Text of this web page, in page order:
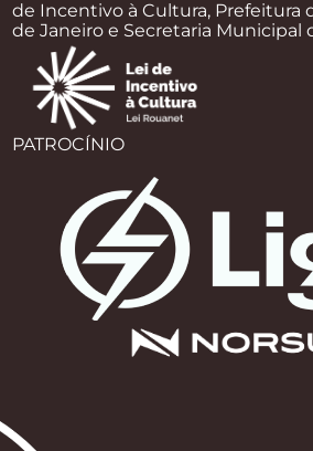
de Incentivo à Cultura, Prefeitura
de Janeiro e Secretaria Municipal
PATROCÍNIO